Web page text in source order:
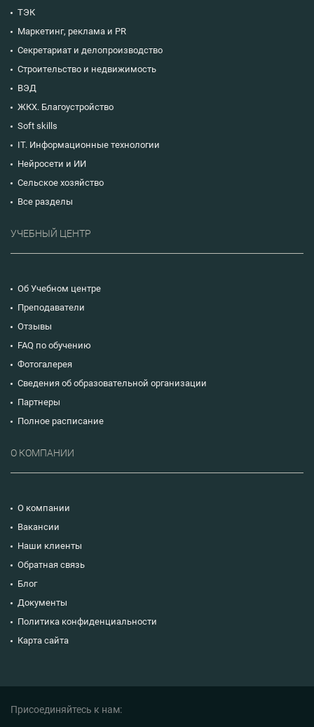
ТЭК
Маркетинг, реклама и PR
Секретариат и делопроизводство
Строительство и недвижимость
ВЭД
ЖКХ. Благоустройство
Soft skills
IT. Информационные технологии
Нейросети и ИИ
Сельское хозяйство
Все разделы
УЧЕБНЫЙ ЦЕНТР
Об Учебном центре
Преподаватели
Отзывы
FAQ по обучению
Фотогалерея
Сведения об образовательной организации
Партнеры
Полное расписание
О КОМПАНИИ
О компании
Вакансии
Наши клиенты
Обратная связь
Блог
Документы
Политика конфиденциальности
Карта сайта
Присоединяйтесь к нам: